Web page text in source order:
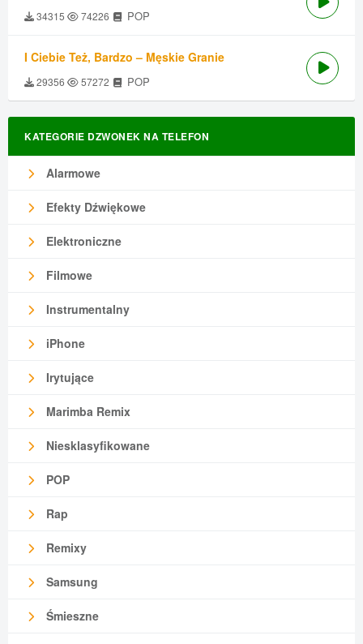
34315 74226 POP
I Ciebie Też, Bardzo – Męskie Granie
29356 57272 POP
KATEGORIE DZWONEK NA TELEFON
Alarmowe
Efekty Dźwiękowe
Elektroniczne
Filmowe
Instrumentalny
iPhone
Irytujące
Marimba Remix
Niesklasyfikowane
POP
Rap
Remixy
Samsung
Śmieszne